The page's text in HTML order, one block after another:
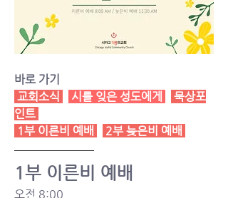
바로 가기
교회소식
시를 잊은 성도에게
묵상포
인트
1부 이른비 예배
2부 늦은비 예배
1부 이른비 예배
오전 8:00